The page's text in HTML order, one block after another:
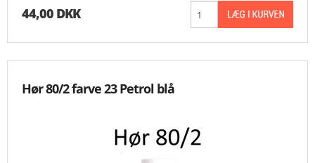
44,00 DKK
Hør 80/2 farve 23 Petrol blå